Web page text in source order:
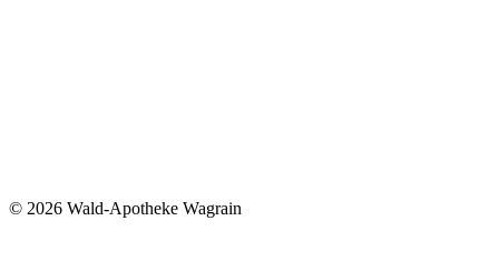
© 2026 Wald-Apotheke Wagrain